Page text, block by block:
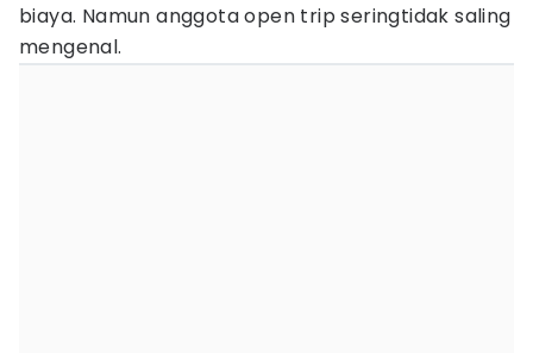
biaya. Namun anggota open trip seringtidak saling
mengenal.